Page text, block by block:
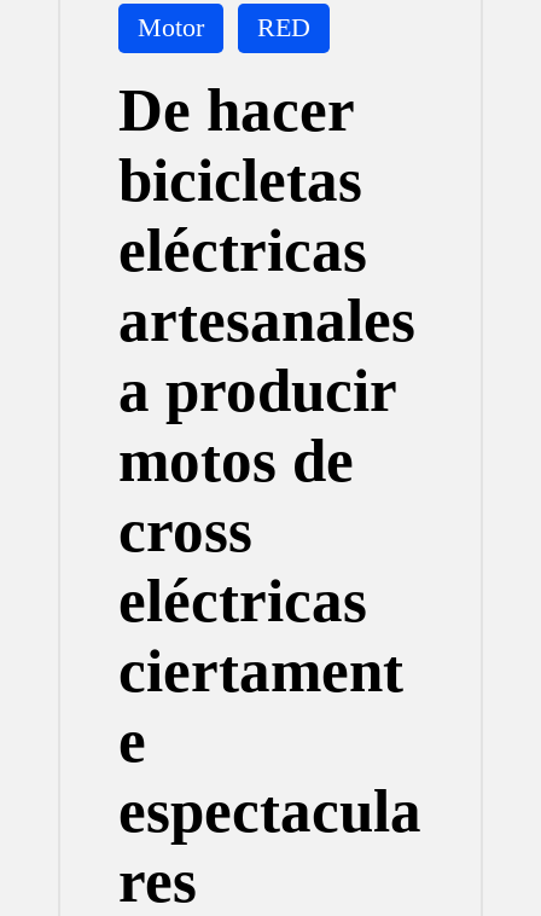
Publicada
en
Motor RED
De hacer
bicicletas
eléctricas
artesanales
a producir
motos de
cross
eléctricas
ciertament
e
espectacula
res